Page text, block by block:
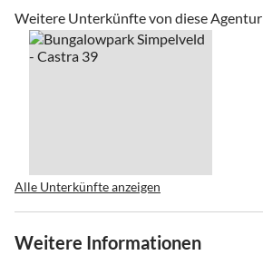
Weitere Unterkünfte von diese Agentur
Alle Unterkünfte anzeigen
Weitere Informationen